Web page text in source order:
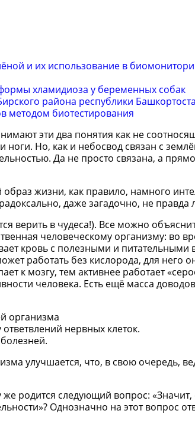
и их использование в
хламидиоза у беременных собак
района республики
методом биотестирования
эти два понятия как не
ноги. Но, как и небосвод связан с
Да не просто связана, а
жизни, как правило, намного
даже загадочно, не правда
верить в чудеса!). Все можно
человеческому организму: во
кровь с полезными и
работать без кислорода, для него
к мозгу, тем активнее работает
человека. Есть ещё масса
организма
нервных клеток.
улучшается, что, в свою очередь,
же родится следующий вопрос:
Однозначно на этот вопрос